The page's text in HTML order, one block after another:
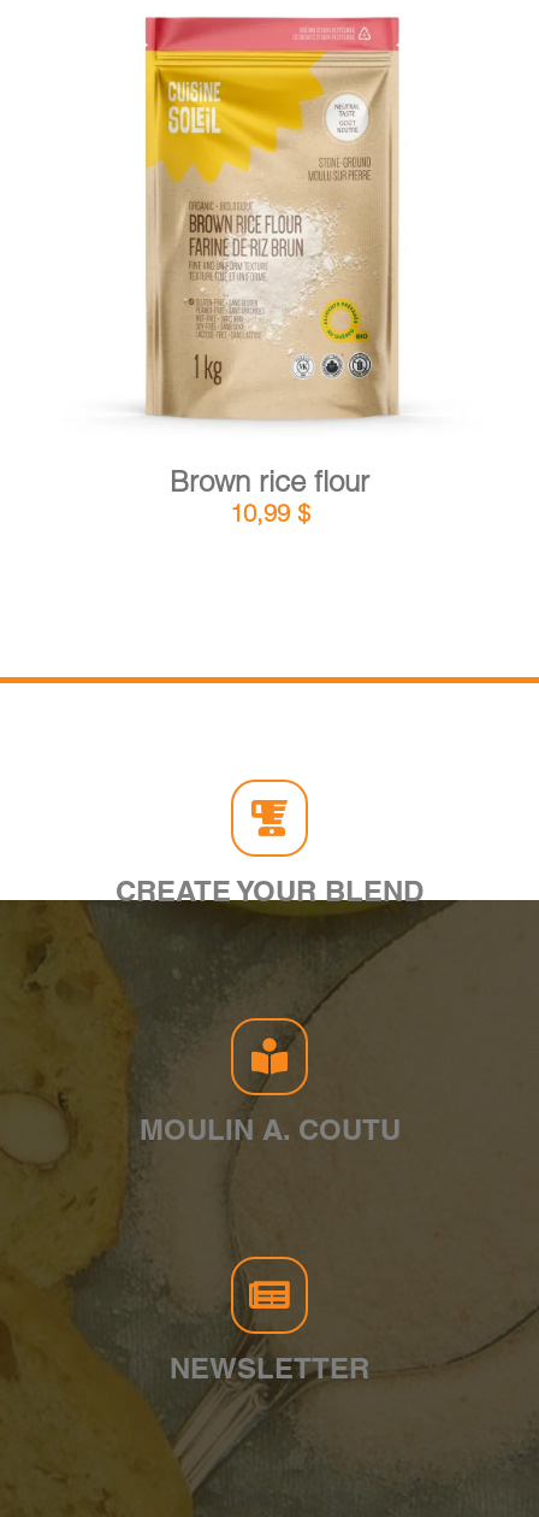
ADD TO CART / DETAILS
Brown rice flour
10,99 $
CREATE YOUR BLEND
MOULIN A. COUTU
NEWSLETTER